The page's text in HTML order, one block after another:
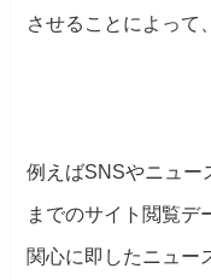
させることによって
例えばSNSやニュー
までのサイト閲覧デ
関心に即したニュー